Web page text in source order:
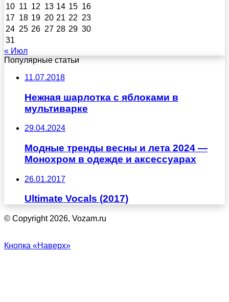
10 11 12 13 14 15 16
17 18 19 20 21 22 23
24 25 26 27 28 29 30
31
« Июл
Популярные статьи
11.07.2018
Нежная шарлотка с яблоками в
мультиварке
29.04.2024
Модные тренды весны и лета 2024 —
Монохром в одежде и аксессуарах
26.01.2017
Ultimate Vocals (2017)
© Copyright 2026, Vozam.ru
Кнопка «Наверх»